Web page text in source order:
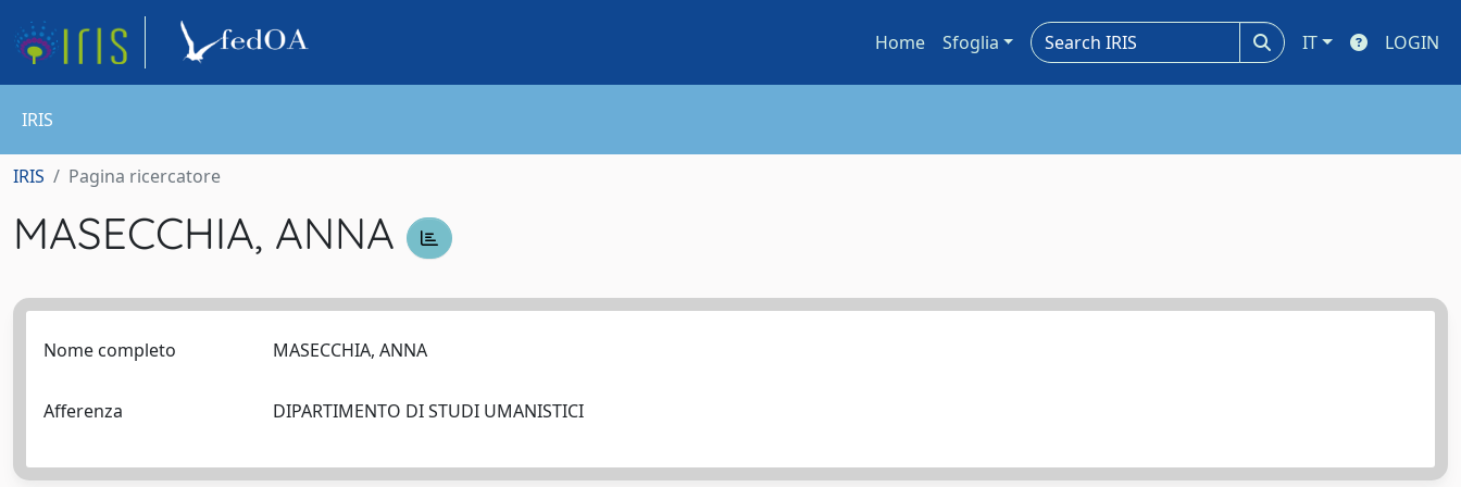
Home Sfoglia IT LOGIN
IRIS
IRIS Pagina ricercatore
MASECCHIA, ANNA
Nome completo MASECCHIA, ANNA
Afferenza DIPARTIMENTO DI STUDI UMANISTICI